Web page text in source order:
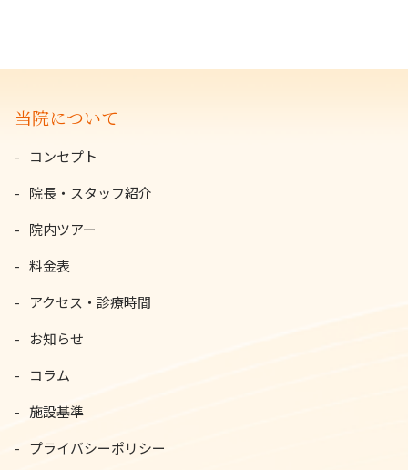
当院について
コンセプト
院長・スタッフ紹介
院内ツアー
料金表
アクセス・診療時間
お知らせ
コラム
施設基準
プライバシーポリシー